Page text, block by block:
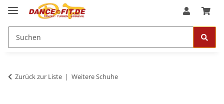
Zurück zur Liste Weitere Schuhe